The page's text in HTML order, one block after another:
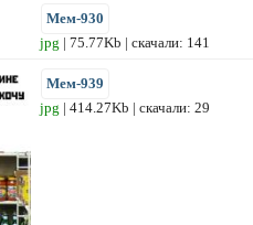
Мем-930
jpg | 75.77Kb | скачали: 141
Мем-939
jpg | 414.27Kb | скачали: 29